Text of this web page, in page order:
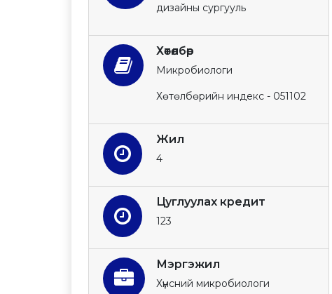
дизайны сургууль
Хөтөлбөр
Микробиологи
Хөтөлбөрийн индекс - 051102
Жил
4
Цуглуулах кредит
123
Мэргэжил
Хүнсний микробиологи